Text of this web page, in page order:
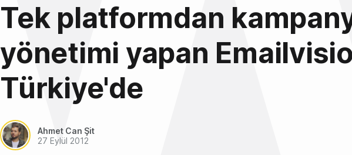
Tek platformdan
yönetimi yapan
Türkiye'de
Ahmet Can Şit
27 Eylül 2012